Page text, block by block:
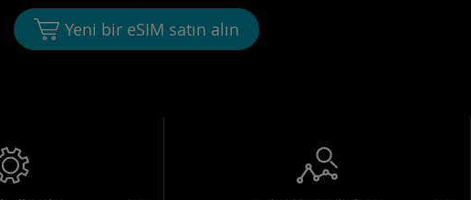
Yeni bir eSIM satın alın